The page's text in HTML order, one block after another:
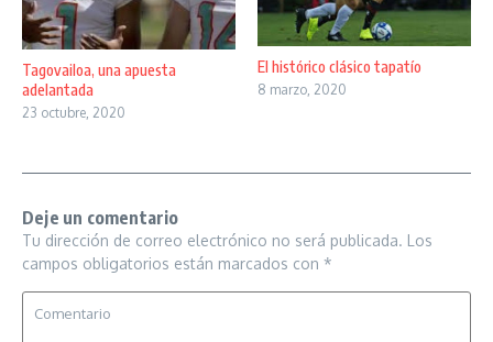
Tagovailoa, una apuesta
adelantada
23 octubre, 2020
El histórico clásico tapatío
8 marzo, 2020
Deje un comentario
Tu dirección de correo electrónico no será publicada. Los
campos obligatorios están marcados con *